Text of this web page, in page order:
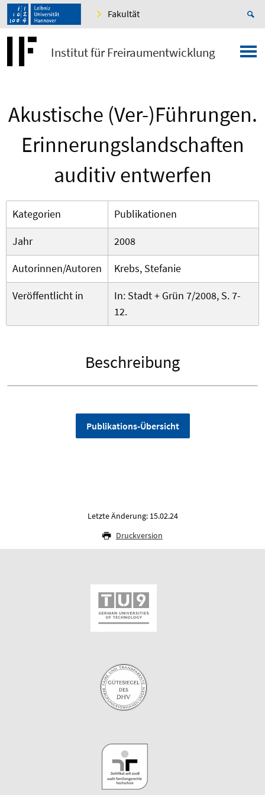
Fakultät
Institut für Freiraumentwicklung
Akustische (Ver-)Führungen.
Erinnerungslandschaften
auditiv entwerfen
Kategorien
Publikationen
Jahr
2008
Autorinnen/Autoren
Krebs, Stefanie
Veröffentlicht in
In: Stadt + Grün 7/2008, S. 7-
12.
Beschreibung
Publikations-Übersicht
Letzte Änderung: 15.02.24
Druckversion